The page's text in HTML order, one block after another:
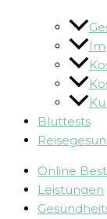
Bluttests
Online
Leistungen